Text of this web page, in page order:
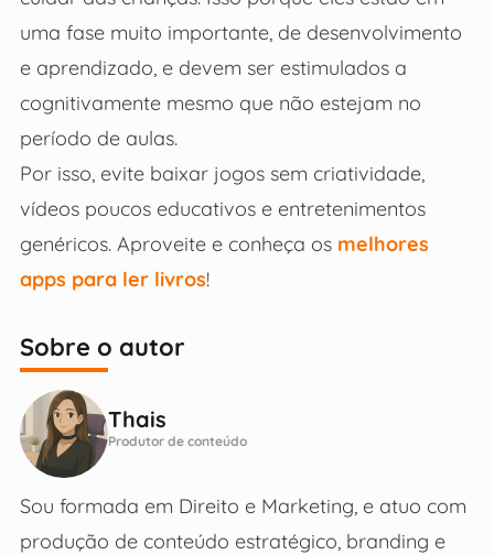
uma fase muito importante, de desenvolvimento
e aprendizado, e devem ser estimulados a
cognitivamente mesmo que não estejam no
período de aulas.
Por isso, evite baixar jogos sem criatividade,
vídeos poucos educativos e entretenimentos
genéricos. Aproveite e conheça os melhores
apps para ler livros!
Sobre o autor
Thais
Produtor de conteúdo
Sou formada em Direito e Marketing, e atuo com
produção de conteúdo estratégico, branding e